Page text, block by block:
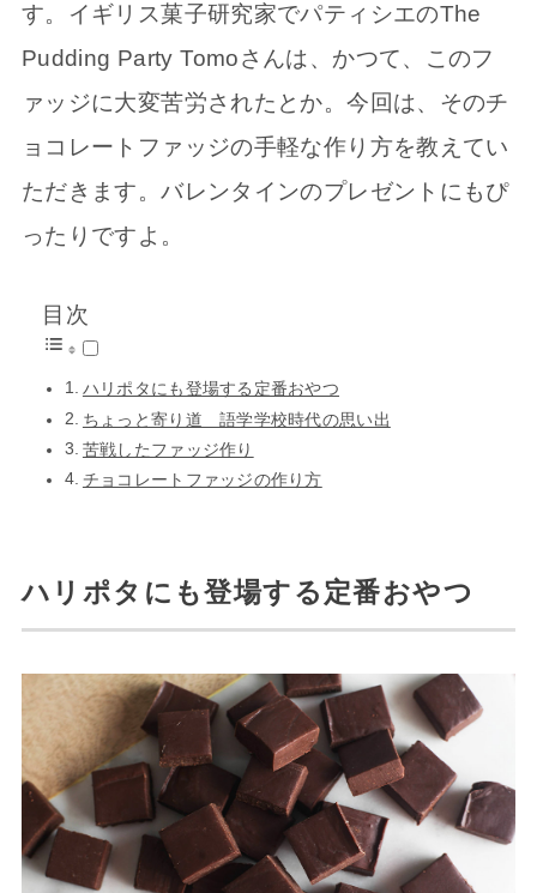
す。イギリス菓子研究家でパティシエのThe
Pudding Party Tomoさんは、かつて、このフ
ァッジに大変苦労されたとか。今回は、そのチ
ョコレートファッジの手軽な作り方を教えてい
ただきます。バレンタインのプレゼントにもぴ
ったりですよ。
目次
ハリポタにも登場する定番おやつ
ちょっと寄り道 語学学校時代の思い出
苦戦したファッジ作り
チョコレートファッジの作り方
ハリポタにも登場する定番おやつ